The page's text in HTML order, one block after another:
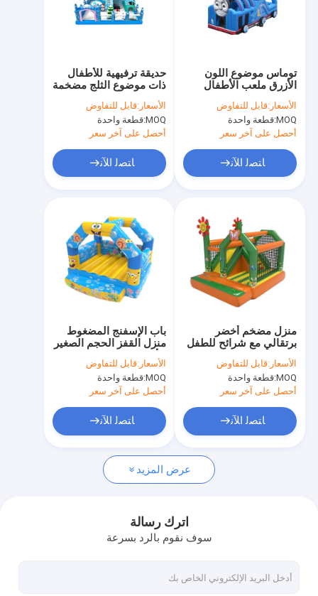
المنتجات
حولنا
جولة في المصنع
اتصل بنا
أخبار
الحالات
منزلقات قابلة للنفخ
منزلقات مائية قابلة للنفخ
حديقة ترفيهية للأطفال
ذات موضوع الثلج مضخمة
مع اثنين من المنزلقات
الأسعار:قابل للتفاوض
MOQ: قطعة واحدة
أحصل على آخر سعر
ﺎﺘﺼﻟ ﺍﻶﻧ
توماس موضوع اللون
الأزرق ملعب الأطفال
حديقة ترفيهية قابلة للنفخ
الأسعار:قابل للتفاوض
MOQ: قطعة واحدة
أحصل على آخر سعر
ﺎﺘﺼﻟ ﺍﻶﻧ
باب الإسفنج المضغوط
منزل القفز الحجم الصغير
للأطفال
الأسعار:قابل للتفاوض
MOQ: قطعة واحدة
أحصل على آخر سعر
ﺎﺘﺼﻟ ﺍﻶﻧ
منزل مضخم أخضر
برتقالي مع شرائح للطفل
الأسعار:قابل للتفاوض
MOQ: قطعة واحدة
أحصل على آخر سعر
ﺎﺘﺼﻟ ﺍﻶﻧ
عرض المزيد
اترك رسالة
سوف نقوم بالرد بسرعة